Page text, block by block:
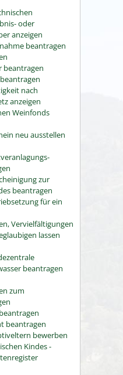
oder
anzeigen
beantragen
beantragen
nach
anzeigen
Weinfonds
neu ausstellen
zur
beantragen
für ein
Vervielfältigungen
lassen
beantragen
zum
beantragen
bewerben
Kindes -